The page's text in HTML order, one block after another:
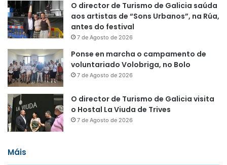
O director de Turismo de Galicia saúda
aos artistas de “Sons Urbanos”, na Rúa,
antes do festival
7 de Agosto de 2026
Ponse en marcha o campamento de
voluntariado Volobriga, no Bolo
7 de Agosto de 2026
O director de Turismo de Galicia visita
o Hostal La Viuda de Trives
7 de Agosto de 2026
Máis